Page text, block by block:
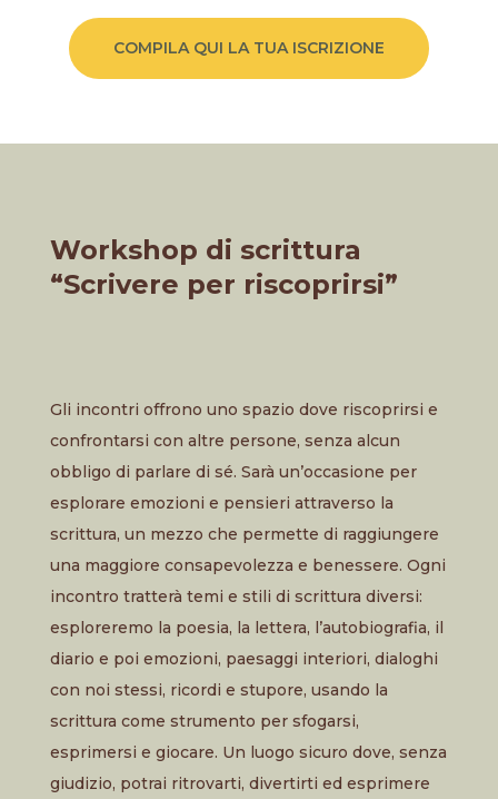
COMPILA QUI LA TUA ISCRIZIONE
Workshop di scrittura
“Scrivere per riscoprirsi”
Gli incontri offrono uno spazio dove riscoprirsi e
confrontarsi con altre persone, senza alcun
obbligo di parlare di sé. Sarà un’occasione per
esplorare emozioni e pensieri attraverso la
scrittura, un mezzo che permette di raggiungere
una maggiore consapevolezza e benessere. Ogni
incontro tratterà temi e stili di scrittura diversi:
esploreremo la poesia, la lettera, l’autobiografia, il
diario e poi emozioni, paesaggi interiori, dialoghi
con noi stessi, ricordi e stupore, usando la
scrittura come strumento per sfogarsi,
esprimersi e giocare. Un luogo sicuro dove, senza
giudizio, potrai ritrovarti, divertirti ed esprimere